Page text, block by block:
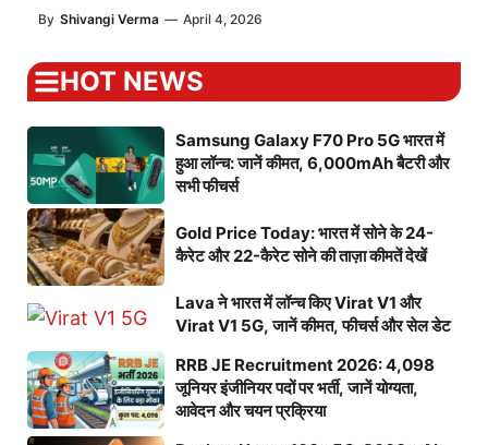
By Shivangi Verma — April 4, 2026
HOT NEWS
Samsung Galaxy F70 Pro 5G भारत में
हुआ लॉन्च: जानें कीमत, 6,000mAh बैटरी और
सभी फीचर्स
Gold Price Today: भारत में सोने के 24-
कैरेट और 22-कैरेट सोने की ताज़ा कीमतें देखें
Lava ने भारत में लॉन्च किए Virat V1 और
Virat V1 5G, जानें कीमत, फीचर्स और सेल डेट
RRB JE Recruitment 2026: 4,098
जूनियर इंजीनियर पदों पर भर्ती, जानें योग्यता,
आवेदन और चयन प्रक्रिया